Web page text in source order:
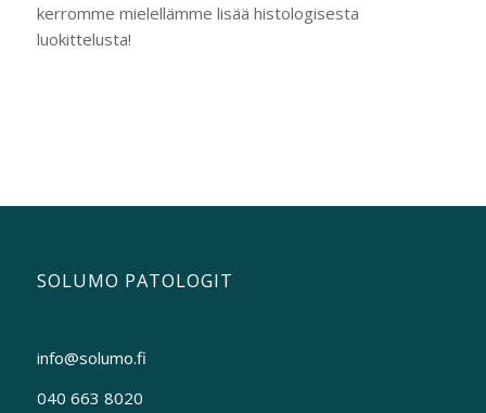
kerromme mielellämme lisää histologisesta
luokittelusta!
SOLUMO PATOLOGIT
info@solumo.fi
040 663 8020